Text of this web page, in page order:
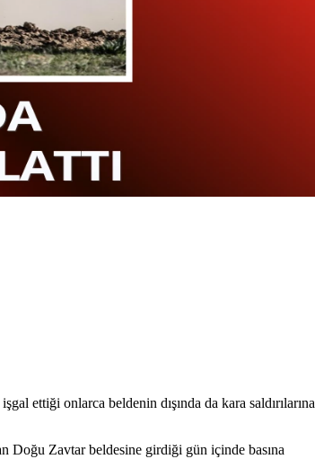
ettiği onlarca beldenin dışında da kara saldırılarına
Doğu Zavtar beldesine girdiği gün içinde basına